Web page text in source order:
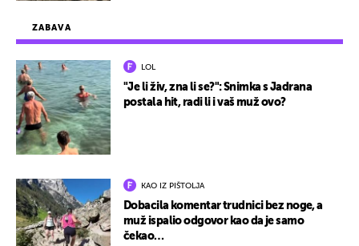
ZABAVA
LOL
"Je li živ, zna li se?": Snimka s Jadrana
postala hit, radi li i vaš muž ovo?
KAO IZ PIŠTOLJA
Dobacila komentar trudnici bez noge, a
muž ispalio odgovor kao da je samo
čekao…